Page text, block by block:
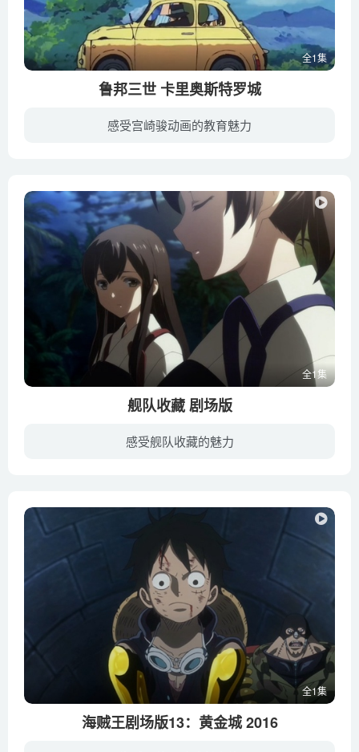
全1集
鲁邦三世 卡里奥斯特罗城
感受宫崎骏动画的教育魅力
全1集
舰队收藏 剧场版
感受舰队收藏的魅力
全1集
海贼王剧场版13：黄金城 2016